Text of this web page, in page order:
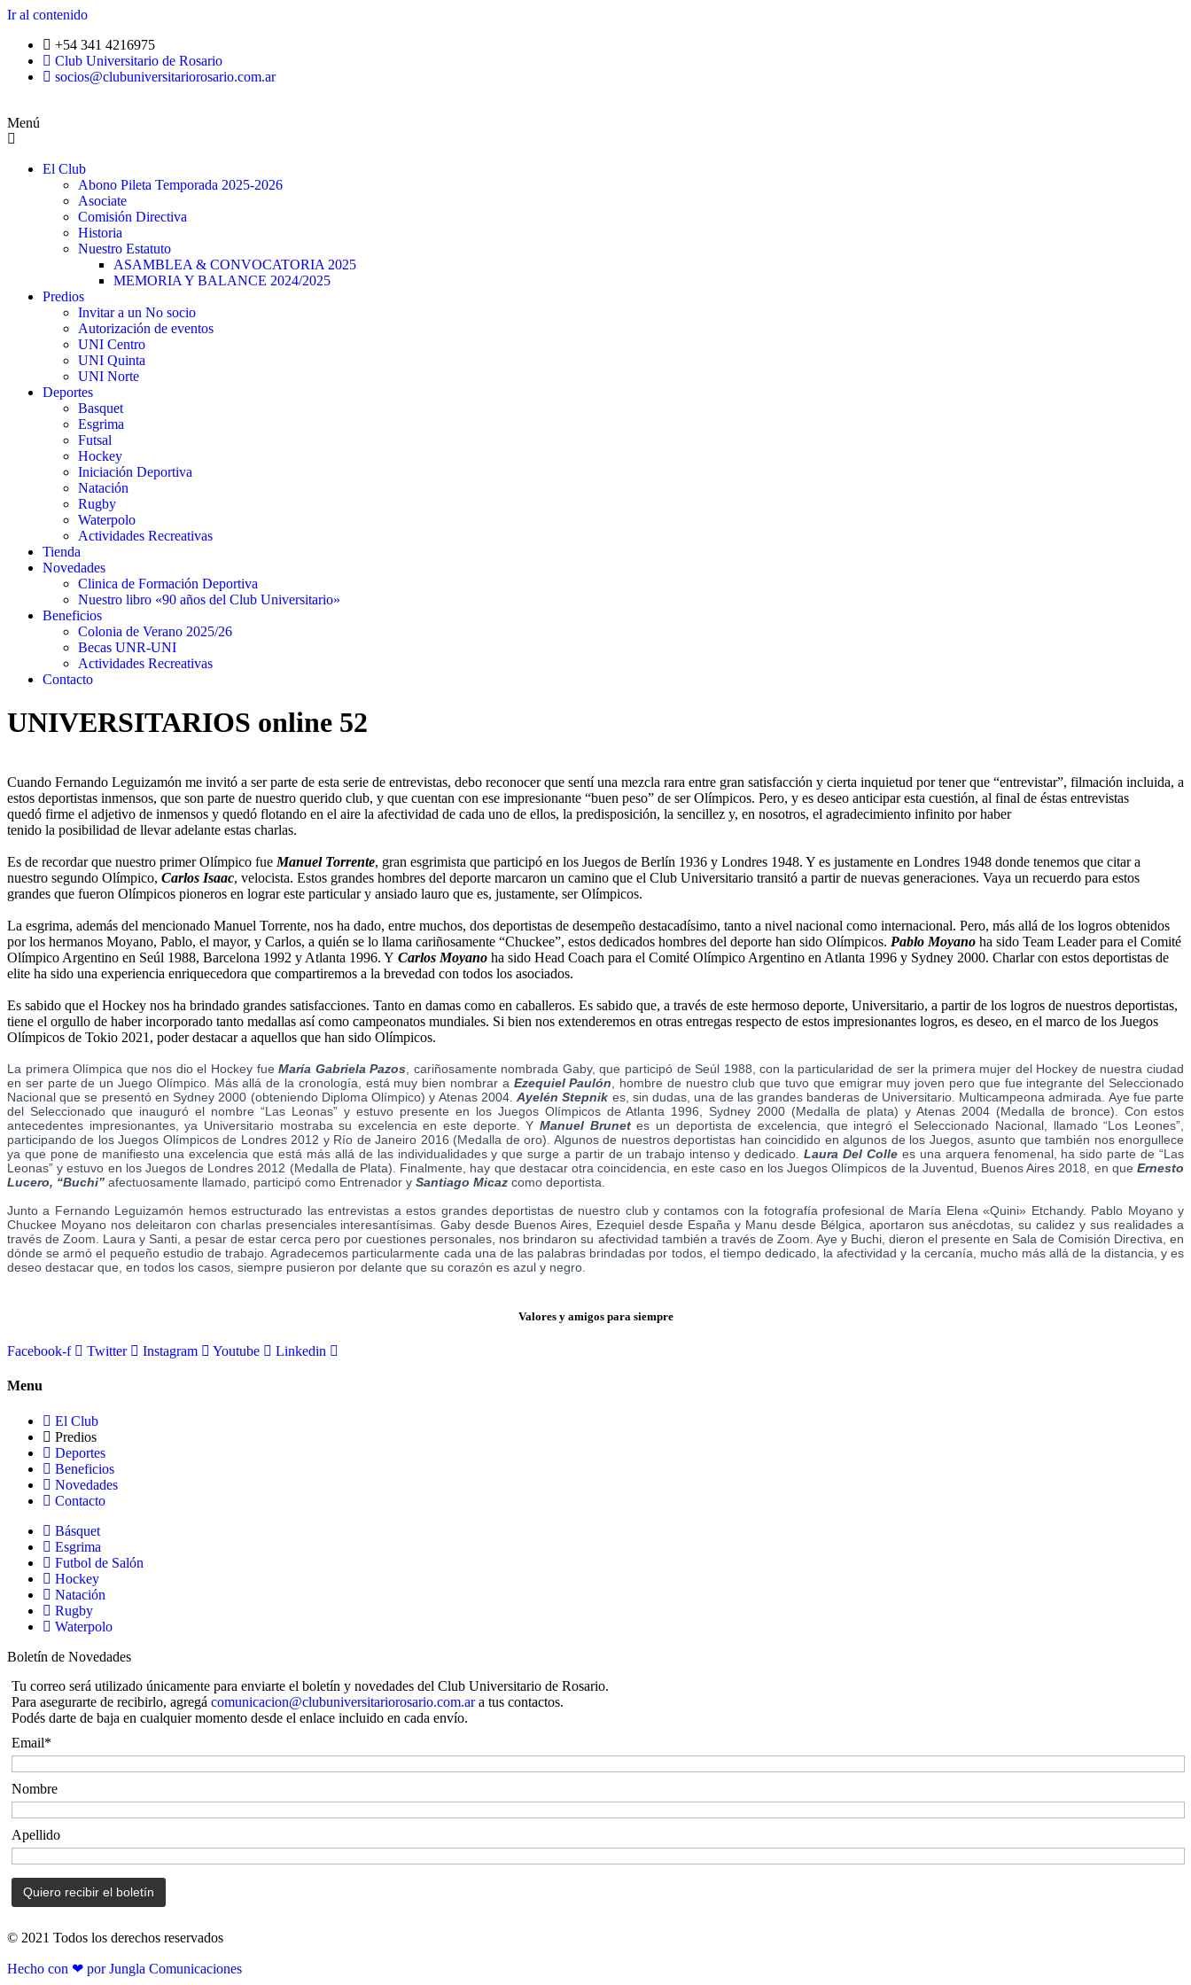
Ir al contenido
+54 341 4216975
Club Universitario de Rosario
socios@clubuniversitariorosario.com.ar
Menú
El Club
Abono Pileta Temporada 2025-2026
Asociate
Comisión Directiva
Historia
Nuestro Estatuto
ASAMBLEA & CONVOCATORIA 2025
MEMORIA Y BALANCE 2024/2025
Predios
Invitar a un No socio
Autorización de eventos
UNI Centro
UNI Quinta
UNI Norte
Deportes
Basquet
Esgrima
Futsal
Hockey
Iniciación Deportiva
Natación
Rugby
Waterpolo
Actividades Recreativas
Tienda
Novedades
Clinica de Formación Deportiva
Nuestro libro «90 años del Club Universitario»
Beneficios
Colonia de Verano 2025/26
Becas UNR-UNI
Actividades Recreativas
Contacto
UNIVERSITARIOS online 52
Cuando Fernando Leguizamón me invitó a ser parte de esta serie de entrevistas, debo reconocer que sentí una mezcla rara entre gran satisfacción y cierta inquietud por tener que “entrevistar”, filmación incluida, a
estos deportistas inmensos, que son parte de nuestro querido club, y que cuentan con ese impresionante “buen peso” de ser Olímpicos. Pero, y es deseo anticipar esta cuestión, al final de éstas entrevistas
quedó firme el adjetivo de inmensos y quedó flotando en el aire la afectividad de cada uno de ellos, la predisposición, la sencillez y, en nosotros, el agradecimiento infinito por haber
tenido la posibilidad de llevar adelante estas charlas.
Es de recordar que nuestro primer Olímpico fue Manuel Torrente, gran esgrimista que participó en los Juegos de Berlín 1936 y Londres 1948. Y es justamente en Londres 1948 donde tenemos que citar a
nuestro segundo Olímpico, Carlos Isaac, velocista. Estos grandes hombres del deporte marcaron un camino que el Club Universitario transitó a partir de nuevas generaciones. Vaya un recuerdo para estos
grandes que fueron Olímpicos pioneros en lograr este particular y ansiado lauro que es, justamente, ser Olímpicos.
La esgrima, además del mencionado Manuel Torrente, nos ha dado, entre muchos, dos deportistas de desempeño destacadísimo, tanto a nivel nacional como internacional. Pero, más allá de los logros obtenidos
por los hermanos Moyano, Pablo, el mayor, y Carlos, a quién se lo llama cariñosamente “Chuckee”, estos dedicados hombres del deporte han sido Olímpicos. Pablo Moyano ha sido Team Leader para el Comité
Olímpico Argentino en Seúl 1988, Barcelona 1992 y Atlanta 1996. Y Carlos Moyano ha sido Head Coach para el Comité Olímpico Argentino en Atlanta 1996 y Sydney 2000. Charlar con estos deportistas de
elite ha sido una experiencia enriquecedora que compartiremos a la brevedad con todos los asociados.
Es sabido que el Hockey nos ha brindado grandes satisfacciones. Tanto en damas como en caballeros. Es sabido que, a través de este hermoso deporte, Universitario, a partir de los logros de nuestros deportistas,
tiene el orgullo de haber incorporado tanto medallas así como campeonatos mundiales. Si bien nos extenderemos en otras entregas respecto de estos impresionantes logros, es deseo, en el marco de los Juegos
Olímpicos de Tokio 2021, poder destacar a aquellos que han sido Olímpicos.
La primera Olímpica que nos dio el Hockey fueMaría Gabriela Pazos , cariñosamente nombrada Gaby, que participó de Seúl 1988, con la particularidad de ser la primera mujer del Hockey de nuestra ciudad
en ser parte de un Juego Olímpico. Más allá de la cronología, está muy bien nombrar a Ezequiel Paulón , hombre de nuestro club que tuvo que emigrar muy joven pero que fue integrante del Seleccionado
Nacional que se presentó en Sydney 2000 (obteniendo Diploma Olímpico) y Atenas 2004.Ayelén Stepnik es, sin dudas, una de las grandes banderas de Universitario. Multicampeona admirada. Aye fue parte
del Seleccionado que inauguró el nombre “Las Leonas” y estuvo presente en los Juegos Olímpicos de Atlanta 1996, Sydney 2000 (Medalla de plata) y Atenas 2004 (Medalla de bronce). Con estos
antecedentes impresionantes, ya Universitario mostraba su excelencia en este deporte. YManuel Brunetes un deportista de excelencia, que integró el Seleccionado Nacional, llamado “Los Leones”,
participando de los Juegos Olímpicos de Londres 2012 y Río de Janeiro 2016 (Medalla de oro). Algunos de nuestros deportistas han coincidido en algunos de los Juegos, asunto que también nos enorgullece
ya que pone de manifiesto una excelencia que está más allá de las individualidades y que surge a partir de un trabajo intenso y dedicado.Laura Del Colle es una arquera fenomenal, ha sido parte de “Las
Leonas” y estuvo en los Juegos de Londres 2012 (Medalla de Plata). Finalmente, hay que destacar otra coincidencia, en este caso en los Juegos Olímpicos de la Juventud, Buenos Aires 2018, en que Ernesto
Lucero, “Buchi” afectuosamente llamado, participó como Entrenador y Santiago Micaz como deportista.
Junto a Fernando Leguizamón hemos estructurado las entrevistas a estos grandes deportistas de nuestro club y contamos con la fotografía profesional de María Elena «Quini» Etchandy. Pablo Moyano y
Chuckee Moyano nos deleitaron con charlas presenciales interesantísimas. Gaby desde Buenos Aires, Ezequiel desde España y Manu desde Bélgica, aportaron sus anécdotas, su calidez y sus realidades a
través de Zoom. Laura y Santi, a pesar de estar cerca pero por cuestiones personales, nos brindaron su afectividad también a través de Zoom. Aye y Buchi, dieron el presente en Sala de Comisión Directiva, en
dónde se armó el pequeño estudio de trabajo. Agradecemos particularmente cada una de las palabras brindadas por todos, el tiempo dedicado, la afectividad y la cercanía, mucho más allá de la distancia, y es
deseo destacar que, en todos los casos, siempre pusieron por delante que su corazón es azul y negro.
Valores y amigos para siempre
Facebook-f Twitter Instagram Youtube Linkedin
Menu
El Club
Predios
Deportes
Beneficios
Novedades
Contacto
Básquet
Esgrima
Futbol de Salón
Hockey
Natación
Rugby
Waterpolo
Boletín de Novedades
Tu correo será utilizado únicamente para enviarte el boletín y novedades del Club Universitario de Rosario.
Para asegurarte de recibirlo, agregá comunicacion@clubuniversitariorosario.com.ara tus contactos.
Podés darte de baja en cualquier momento desde el enlace incluido en cada envío.
Email*
Nombre
Apellido
© 2021 Todos los derechos reservados
Hecho con ❤ por Jungla Comunicaciones